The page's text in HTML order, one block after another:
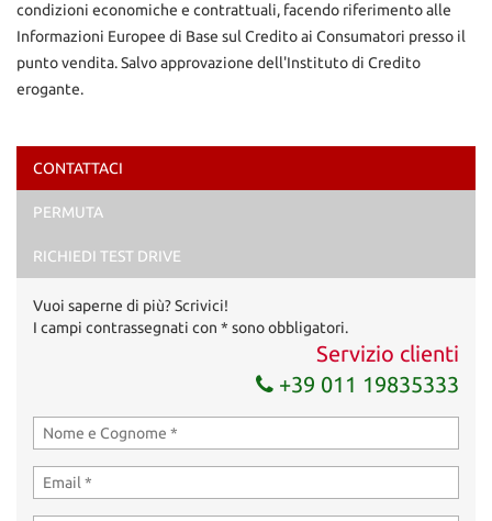
Ho letto e accettol'informativa privacy*
Acconsento al trattamento dei miei dati per finalità di
Invia la tua richiesta
condizioni economiche e contrattuali, facendo riferimento alle
Informazioni Europee di Base sul Credito ai Consumatori presso il
punto vendita. Salvo approvazione dell'Instituto di Credito
erogante.
CONTATTACI
PERMUTA
RICHIEDI TEST DRIVE
Vuoi saperne di più? Scrivici!
I campi contrassegnati con * sono obbligatori.
Servizio clienti
+39 011 19835333